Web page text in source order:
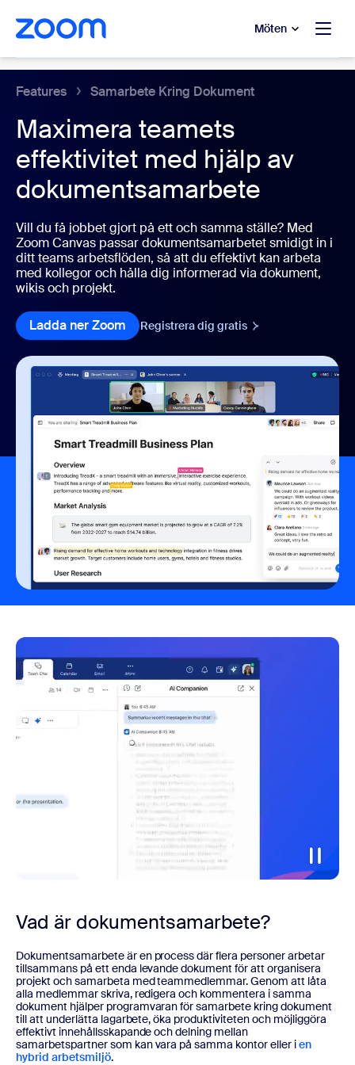
huvudinnehåll
till hjälpchatt Möten
Features Samarbete Kring Dokument
Maximera teamets
effektivitet med hjälp av
dokumentsamarbete
Vill du få jobbet gjort på ett och samma ställe? Med
Zoom Canvas passar dokumentsamarbetet smidigt in i
ditt teams arbetsflöden, så att du effektivt kan arbeta
med kollegor och hålla dig informerad via dokument,
wikis och projekt.
Ladda ner Zoom Ladda ner Zoom
Registrera dig gratis Registrera dig gratis
Vad är dokumentsamarbete?
Dokumentsamarbete är en process där flera personer arbetar
tillsammans på ett enda levande dokument för att organisera
projekt och samarbeta med teammedlemmar. Genom att låta
alla medlemmar skriva, redigera och kommentera i samma
dokument hjälper programvaran för samarbete kring dokument
till att underlätta lagarbete, öka produktiviteten och möjliggöra
effektivt innehållsskapande och delning mellan
samarbetspartner som kan vara på samma kontor eller ien
hybrid arbetsmiljö.